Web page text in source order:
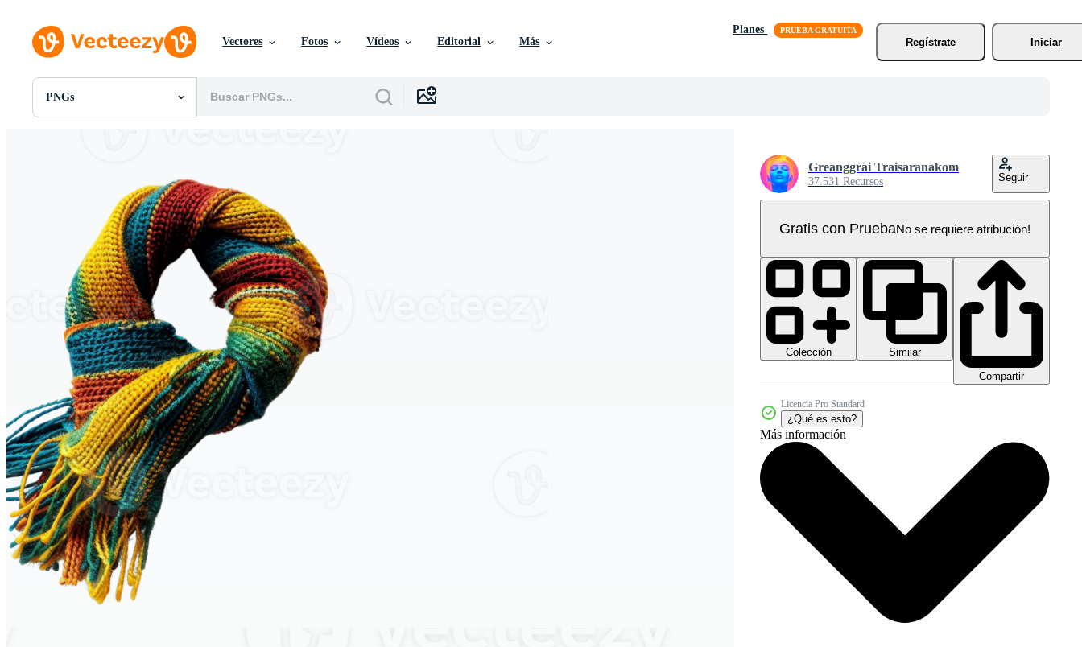
Vectores Fotos Vídeos Editorial Más
Planes
Regístrate
Iniciar
PNGs
Todas Imágenes
Gráficos en Movimiento
Imágenes Editoriales
Eventos Editoriales
Greanggrai Traisaranakom
37.531 Recursos Seguir
Gratis con PruebaNo se requiere atribución!
Colección
Similar
Compartir
Licencia Pro Standard
¿Qué es esto?
Más información